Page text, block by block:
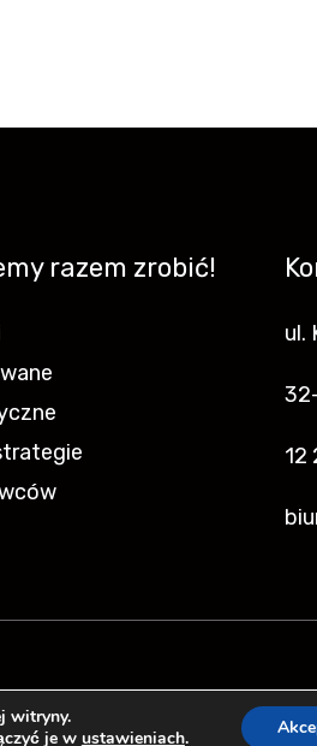
razem zrobić!
ul.
12
witryny.
je w ustawieniach.